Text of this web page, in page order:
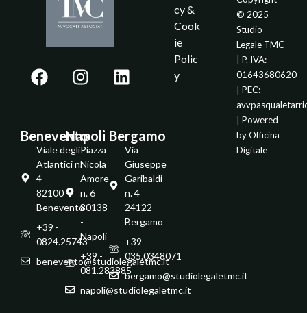
Benevento
Viale degli
Atlantici n.
4
82100 -
Benevento
+39 -
0824.25743
benevento@studiolegaletmc.it
Napoli
Piazza
Nicola
Amore
n. 6
80138
-
Napoli
+39 -
081.283885
napoli@studiolegaletmc.it
Bergamo
Via
Giuseppe
Garibaldi
n. 4
24122 -
Bergamo
+39 -
035.0348071
bergamo@studiolegaletmc.it
cy &
Cook
ie
Polic
y
© 2025
Studio
Legale TMC
| P. IVA:
01643680620
| PEC:
| Powered
byOfficina
Digitale